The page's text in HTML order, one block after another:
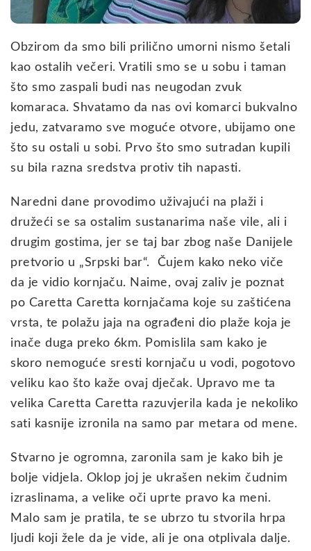
Obzirom da smo bili prilično umorni nismo šetali
kao ostalih večeri. Vratili smo se u sobu i taman
što smo zaspali budi nas neugodan zvuk
komaraca. Shvatamo da nas ovi komarci bukvalno
jedu, zatvaramo sve moguće otvore, ubijamo one
što su ostali u sobi. Prvo što smo sutradan kupili
su bila razna sredstva protiv tih napasti.
Naredni dane provodimo uživajući na plaži i
družeći se sa ostalim sustanarima naše vile, ali i
drugim gostima, jer se taj bar zbog naše Danijele
pretvorio u „Srpski bar“. Čujem kako neko viče
da je vidio kornjaču. Naime, ovaj zaliv je poznat
po Caretta Caretta kornjačama koje su zaštićena
vrsta, te polažu jaja na ograđeni dio plaže koja je
inače duga preko 6km. Pomislila sam kako je
skoro nemoguće sresti kornjaču u vodi, pogotovo
veliku kao što kaže ovaj dječak. Upravo me ta
velika Caretta Caretta razuvjerila kada je nekoliko
sati kasnije izronila na samo par metara od mene.
Stvarno je ogromna, zaronila sam je kako bih je
bolje vidjela. Oklop joj je ukrašen nekim čudnim
izraslinama, a velike oči uprte pravo ka meni.
Malo sam je pratila, te se ubrzo tu stvorila hrpa
ljudi koji žele da je vide, ali je ona otplivala dalje.